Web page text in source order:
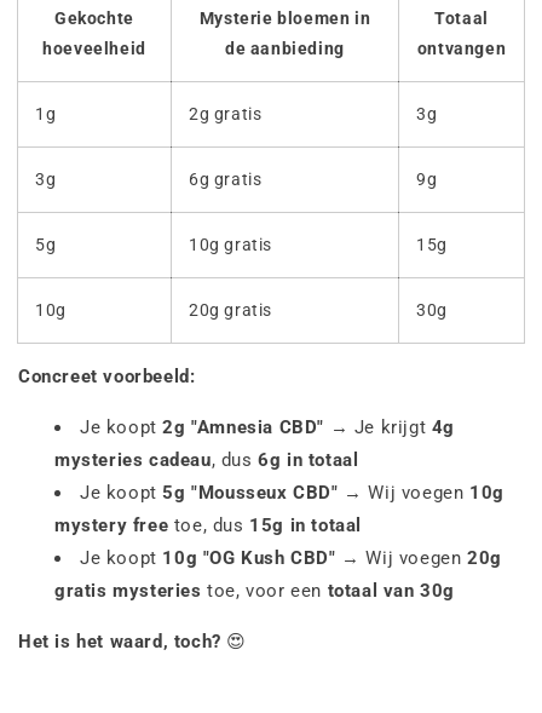
Gekochte
hoeveelheid
Mysterie bloemen in
de aanbieding
Totaal
ontvangen
1g 2g gratis 3g
3g 6g gratis 9g
5g 10g gratis 15g
10g 20g gratis 30g
Concreet voorbeeld:
Je koopt2g "Amnesia CBD" → Je krijgt 4g
mysteries cadeau, dus6g in totaal
Je koopt5g "Mousseux CBD" → Wij voegen 10g
mystery free toe, dus 15g in totaal
Je koopt 10g "OG Kush CBD" → Wij voegen20g
gratis mysteries toe, voor een totaal van 30g
Het is het waard, toch? 😍